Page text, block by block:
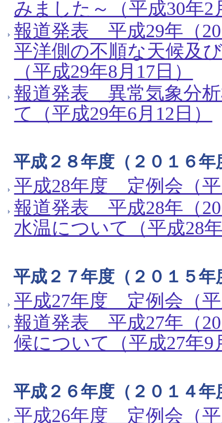
みました～（平成30年2
報道発表 平成29年（
平洋側の不順な天候及
（平成29年8月17日）
報道発表 異常気象分
て（平成29年6月12日）
平成２８年度（２０１６年
平成28年度 定例会（平
報道発表 平成28年（
水温について（平成28
平成２７年度（２０１５年
平成27年度 定例会（平
報道発表 平成27年（
候について（平成27年9
平成２６年度（２０１４年
平成26年度 定例会（平